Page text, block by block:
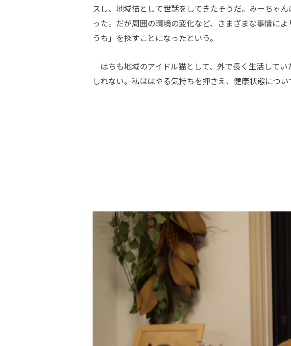
スし、地域猫として世話をしてきたそうだ。みーちゃ
った。だが周囲の環境の変化など、さまざまな事情に
うち」を探すことになったという。
はちも地域のアイドル猫として、外で長く生活して
しれない。私ははやる気持ちを押さえ、健康状態につ